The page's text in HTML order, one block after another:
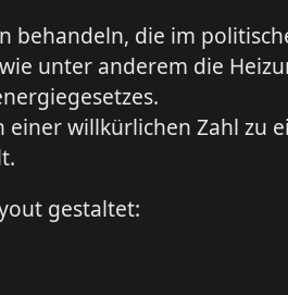
behandeln, die im
unter anderem die
willkürlichen Zahl zu
gestaltet: